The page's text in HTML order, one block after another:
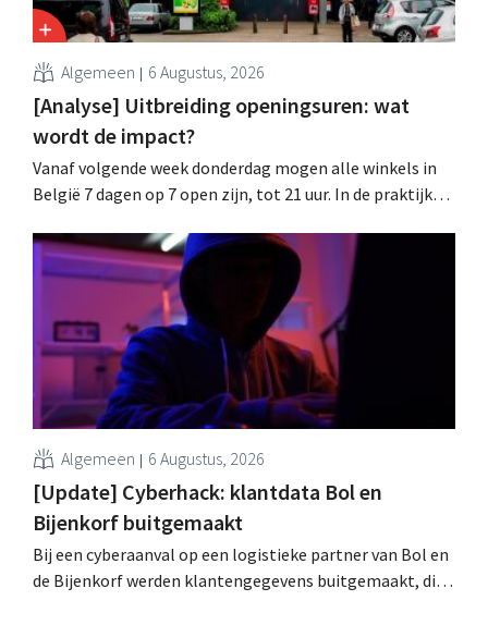
Algemeen 6 Augustus, 2026
[Analyse] Uitbreiding openingsuren: wat
wordt de impact?
Vanaf volgende week donderdag mogen alle winkels in
België 7 dagen op 7 open zijn, tot 21 uur. In de praktijk
arbeidswetgeving een hinderpaal. Is er een gelijk
speelveld?
Algemeen 6 Augustus, 2026
[Update] Cyberhack: klantdata Bol en
Bijenkorf buitgemaakt
Bij een cyberaanval op een logistieke partner van Bol en
de Bijenkorf werden klantengegevens buitgemaakt, die